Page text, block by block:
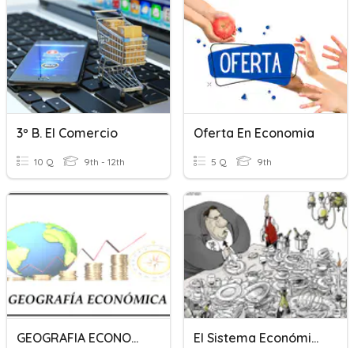
3º B. El Comercio
10 Q 9th - 12th
Oferta En Economia
5 Q 9th
GEOGRAFIA ECONOMICA El Sistema Económico